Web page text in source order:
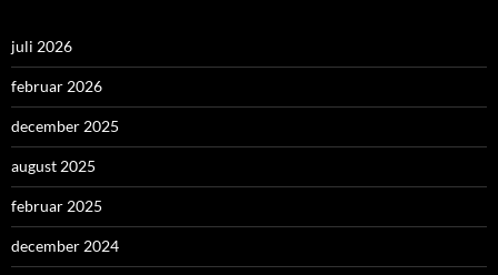
juli 2026
februar 2026
december 2025
august 2025
februar 2025
december 2024